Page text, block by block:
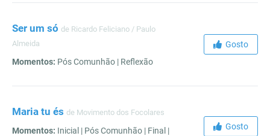
Ser um só de Ricardo Feliciano / Paulo
Almeida
Momentos: Pós Comunhão | Reflexão
Gosto
Maria tu és de Movimento dos Focolares
Momentos: Inicial | Pós Comunhão | Final |
Gosto